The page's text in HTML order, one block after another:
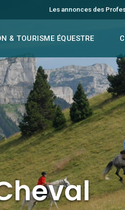
Les annonces des
& TOURISME ÉQUESTRE